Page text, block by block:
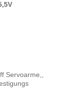
Servoarme,,